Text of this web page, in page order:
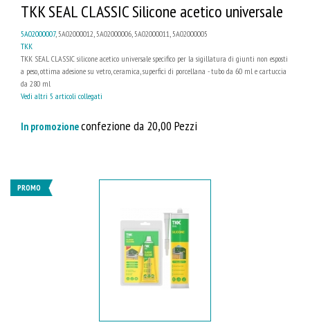
TKK SEAL CLASSIC Silicone acetico universale
5A02000007, 5A02000012, 5A02000006, 5A02000011, 5A02000005
TKK
TKK SEAL CLASSIC silicone acetico universale specifico per la sigillatura di giunti non esposti
a peso, ottima adesione su vetro, ceramica, superfici di porcellana - tubo da 60 ml e cartuccia
da 280 ml
Vedi altri 5 articoli collegati
In promozioneconfezione da 20,00 Pezzi
PROMO